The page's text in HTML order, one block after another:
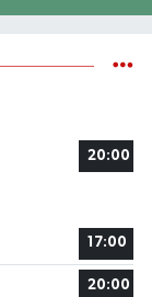
20:00
17:00
20:00